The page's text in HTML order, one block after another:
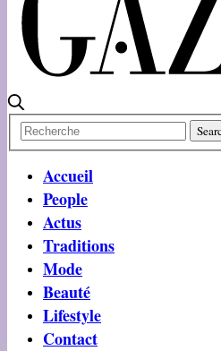
Accueil
People
Actus
Traditions
Mode
Beauté
Lifestyle
Contact